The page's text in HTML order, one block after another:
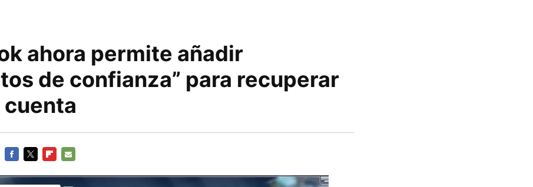
ahora permite añadir
de confianza” para recuperar